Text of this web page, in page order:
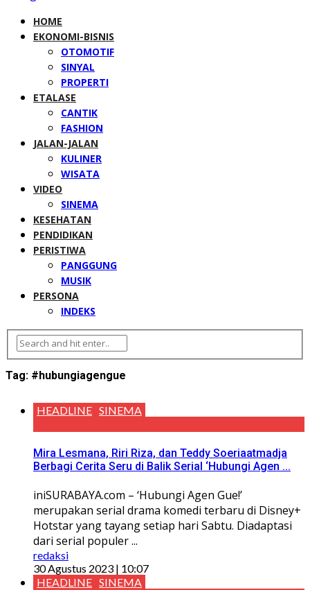
HOME
EKONOMI-BISNIS
OTOMOTIF
SINYAL
PROPERTI
ETALASE
CANTIK
FASHION
JALAN-JALAN
KULINER
WISATA
VIDEO
SINEMA
KESEHATAN
PENDIDIKAN
PERISTIWA
PANGGUNG
MUSIK
PERSONA
INDEKS
Tag: #hubungiagengue
HEADLINE SINEMA
Mira Lesmana, Riri Riza, dan Teddy Soeriaatmadja
Berbagi Cerita Seru di Balik Serial ‘Hubungi Agen ...
iniSURABAYA.com – ‘Hubungi Agen Gue!’
merupakan serial drama komedi terbaru di Disney+
Hotstar yang tayang setiap hari Sabtu. Diadaptasi
dari serial populer ...
redaksi
30 Agustus 2023 | 10:07
HEADLINE SINEMA